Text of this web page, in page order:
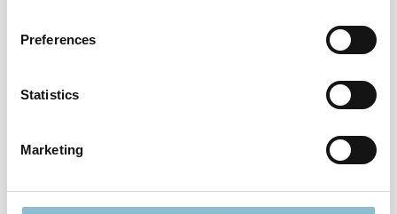
Preferences
Statistics
Marketing